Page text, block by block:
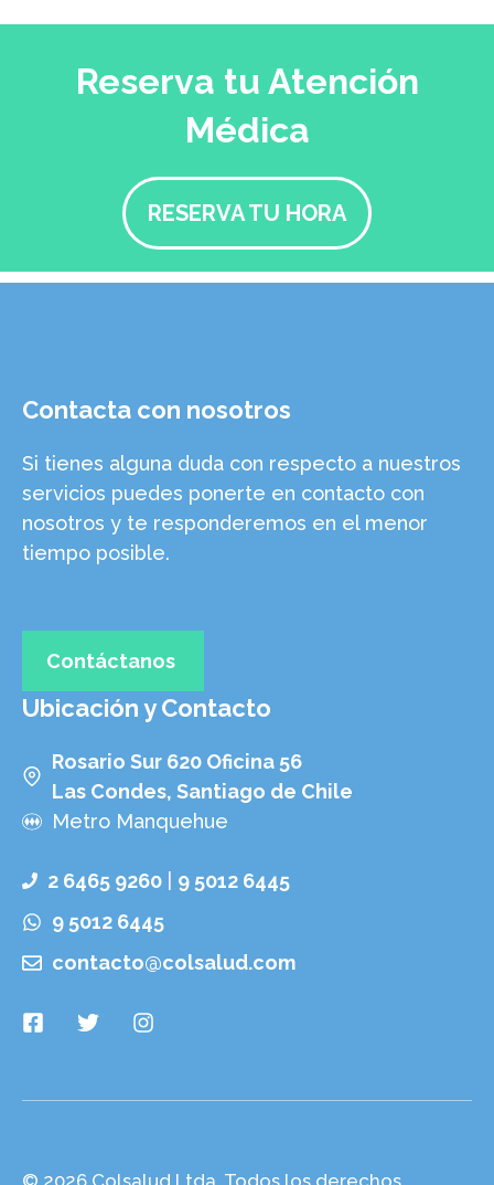
Reserva tu Atención
Médica
RESERVA TU HORA
Contacta con nosotros
Si tienes alguna duda con respecto a nuestros
servicios puedes ponerte en contacto con
nosotros y te responderemos en el menor
tiempo posible.
Contáctanos
Ubicación y Contacto
Rosario Sur 620 Oficina 56
Las Condes, Santiago de Chile
Metro Manquehue
2 6465 9260
9 5012 6445
9 5012 6445
contacto@colsalud.com